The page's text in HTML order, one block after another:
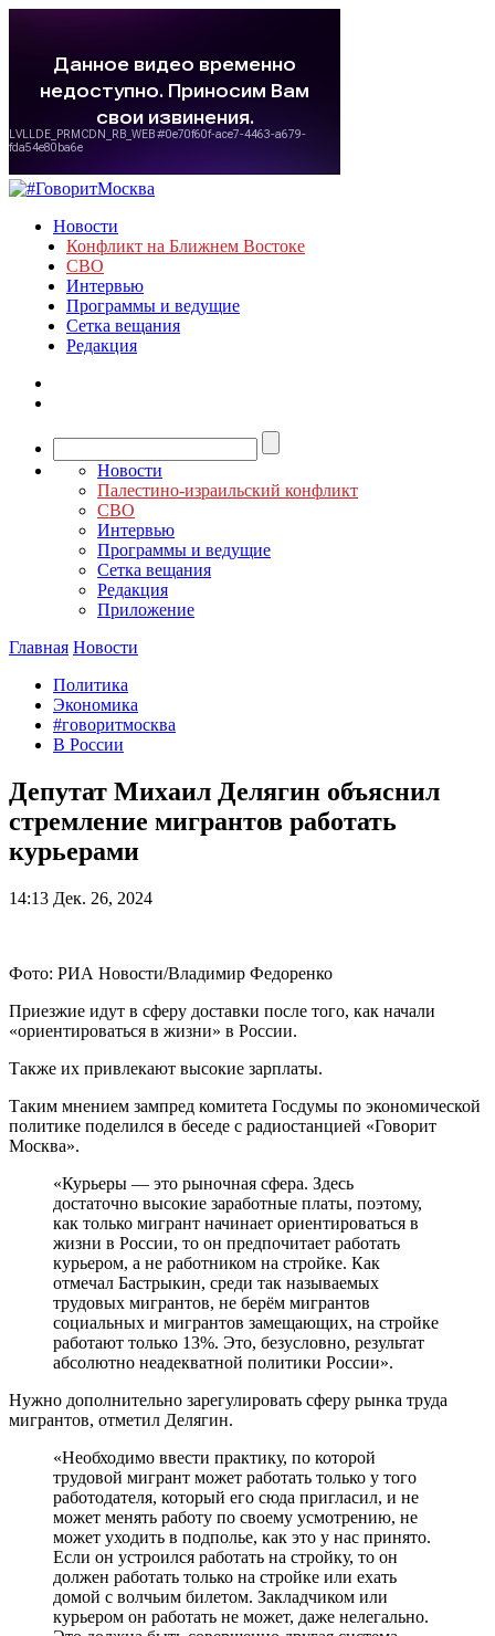
Новости
Конфликт на Ближнем Востоке
СВО
Интервью
Программы и ведущие
Сетка вещания
Редакция
Новости
Палестино-израильский конфликт
СВО
Интервью
Программы и ведущие
Сетка вещания
Редакция
Приложение
Главная Новости
Политика
Экономика
#говоритмосква
В России
Депутат Михаил Делягин объяснил
стремление мигрантов работать
курьерами
14:13 Дек. 26, 2024
Фото: РИА Новости/Владимир Федоренко
Приезжие идут в сферу доставки после того, как начали
«ориентироваться в жизни» в России.
Также их привлекают высокие зарплаты.
Таким мнением зампред комитета Госдумы по экономической
политике поделился в беседе с радиостанцией «Говорит
Москва».
«Курьеры — это рыночная сфера. Здесь
достаточно высокие заработные платы, поэтому,
как только мигрант начинает ориентироваться в
жизни в России, то он предпочитает работать
курьером, а не работником на стройке. Как
отмечал Бастрыкин, среди так называемых
трудовых мигрантов, не берём мигрантов
социальных и мигрантов замещающих, на стройке
работают только 13%. Это, безусловно, результат
абсолютно неадекватной политики России».
Нужно дополнительно зарегулировать сферу рынка труда
мигрантов, отметил Делягин.
«Необходимо ввести практику, по которой
трудовой мигрант может работать только у того
работодателя, который его сюда пригласил, и не
может менять работу по своему усмотрению, не
может уходить в подполье, как это у нас принято.
Если он устроился работать на стройку, то он
должен работать только на стройке или ехать
домой с волчьим билетом. Закладчиком или
курьером он работать не может, даже нелегально.